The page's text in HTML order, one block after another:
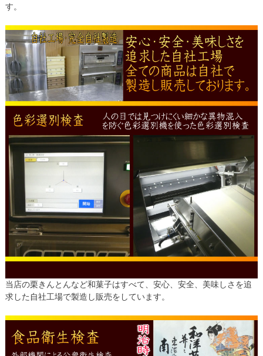
す。
当店の栗きんとんなど和菓子はすべて、安心、安全、美味しさを追
求した自社工場で製造し販売をしています。